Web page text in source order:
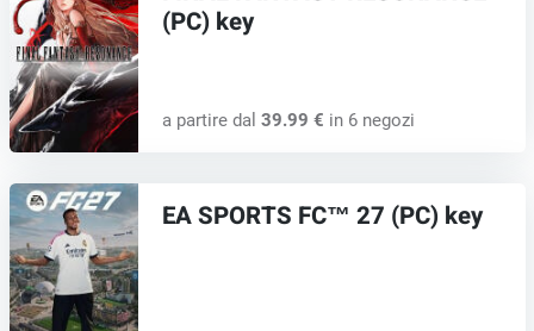
(PC) key
a partire dal 39.99 € in 6 negozi
EA SPORTS FC™ 27 (PC) key